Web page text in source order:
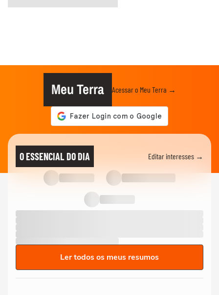
Meu Terra Acessar o Meu Terra →
O ESSENCIAL DO DIA Editar interesses →
Ler todos os meus resumos